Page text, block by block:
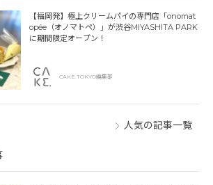
【福岡発】極上クリームパイの専門店「onomat
opée（オノマトペ）」が渋谷MIYASHITA PARK
に期間限定オープン！
CAKE.TOKYO編集部
人気の記事一覧